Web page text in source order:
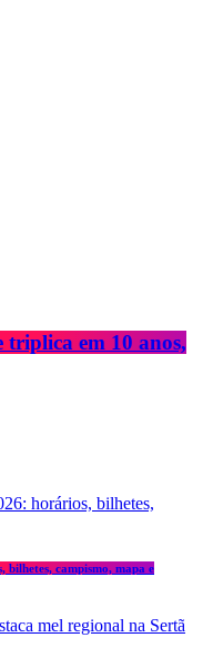
em 10 anos,
bilhetes, campismo, mapa e